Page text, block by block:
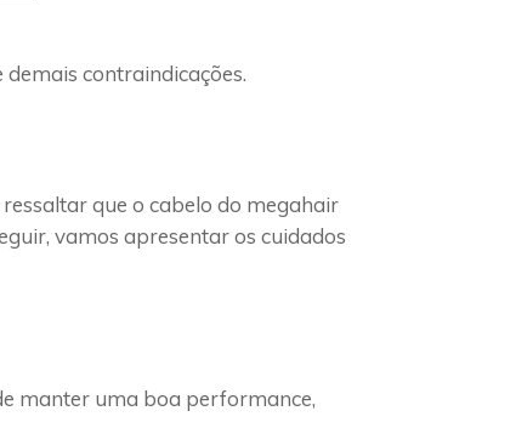
contraindicações.
que o cabelo do megahair
vamos apresentar os cuidados
manter uma boa performance,